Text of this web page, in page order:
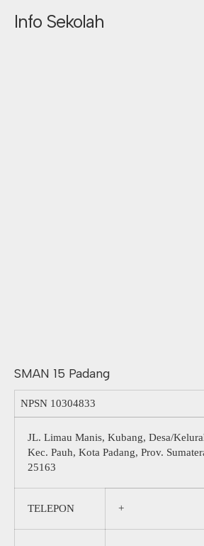
Info Sekolah
SMAN 15 Padang
NPSN 10304833
JL. Limau Manis, Kubang, Desa/
Kec. Pauh, Kota Padang, Prov.
25163
TELEPON +